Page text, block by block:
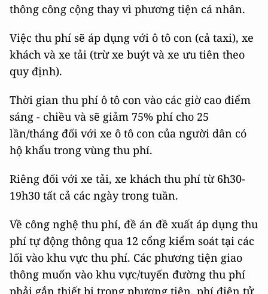
thông công cộng thay vì phương tiện cá nhân.
Việc thu phí sẽ áp dụng với ô tô con (cả taxi), xe
khách và xe tải (trừ xe buýt và xe ưu tiên theo
quy định).
Thời gian thu phí ô tô con vào các giờ cao điểm
sáng - chiều và sẽ giảm 75% phí cho 25
lần/tháng đối với xe ô tô con của người dân có
hộ khẩu trong vùng thu phí.
Riêng đối với xe tải, xe khách thu phí từ 6h30-
19h30 tất cả các ngày trong tuần.
Về công nghệ thu phí, đề án đề xuất áp dụng thu
phí tự động thông qua 12 cổng kiểm soát tại các
lối vào khu vực thu phí. Các phương tiện giao
thông muốn vào khu vực/tuyến đường thu phí
phải gắn thiết bị trong phương tiện, phí điện tử